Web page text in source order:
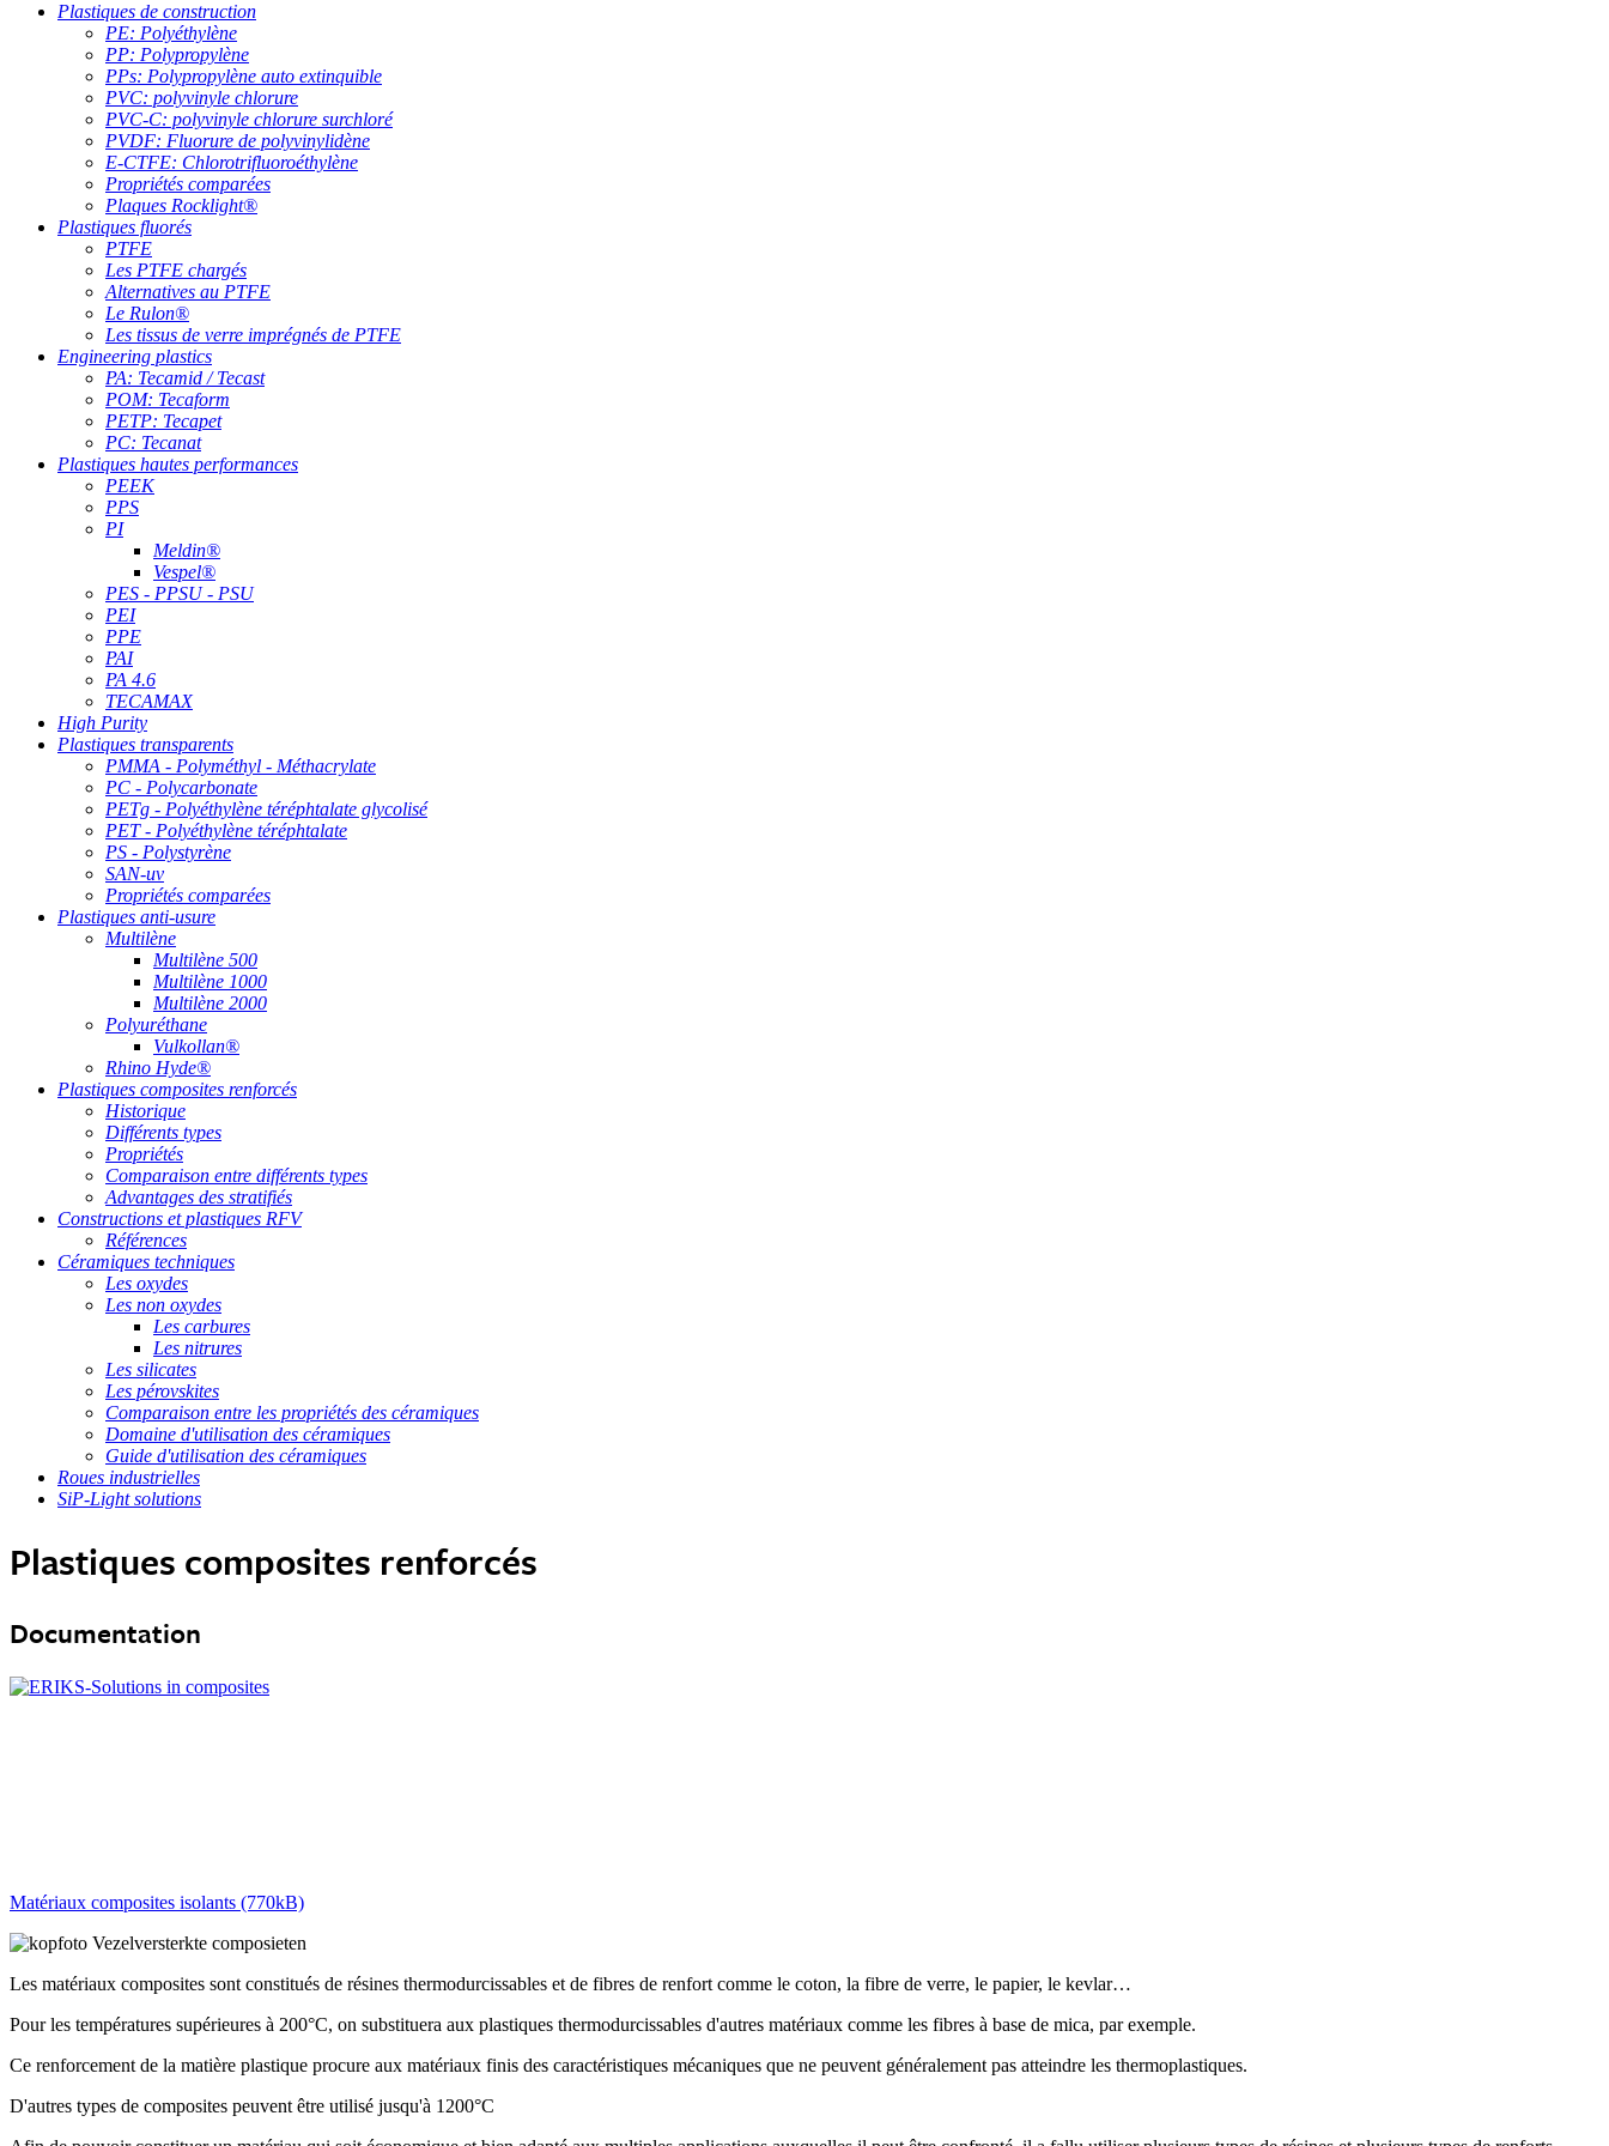
Plastiques de construction
PE: Polyéthylène
PP: Polypropylène
PPs: Polypropylène auto extinquible
PVC: polyvinyle chlorure
PVC-C: polyvinyle chlorure surchloré
PVDF: Fluorure de polyvinylidène
E-CTFE: Chlorotrifluoroéthylène
Propriétés comparées
Plaques Rocklight®
Plastiques fluorés
PTFE
Les PTFE chargés
Alternatives au PTFE
Le Rulon®
Les tissus de verre imprégnés de PTFE
Engineering plastics
PA: Tecamid / Tecast
POM: Tecaform
PETP: Tecapet
PC: Tecanat
Plastiques hautes performances
PEEK
PPS
PI
Meldin®
Vespel®
PES - PPSU - PSU
PEI
PPE
PAI
PA 4.6
TECAMAX
High Purity
Plastiques transparents
PMMA - Polyméthyl - Méthacrylate
PC - Polycarbonate
PETg - Polyéthylène téréphtalate glycolisé
PET - Polyéthylène téréphtalate
PS - Polystyrène
SAN-uv
Propriétés comparées
Plastiques anti-usure
Multilène
Multilène 500
Multilène 1000
Multilène 2000
Polyuréthane
Vulkollan®
Rhino Hyde®
Plastiques composites renforcés
Historique
Différents types
Propriétés
Comparaison entre différents types
Advantages des stratifiés
Constructions et plastiques RFV
Références
Céramiques techniques
Les oxydes
Les non oxydes
Les carbures
Les nitrures
Les silicates
Les pérovskites
Comparaison entre les propriétés des céramiques
Domaine d'utilisation des céramiques
Guide d'utilisation des céramiques
Roues industrielles
SiP-Light solutions
Plastiques composites renforcés
Documentation
Matériaux composites isolants (770kB)
Les matériaux composites sont constitués de résines thermodurcissables et de fibres de renfort comme le coton, la fibre de verre, le papier, le kevlar…
Pour les températures supérieures à 200°C, on substituera aux plastiques thermodurcissables d'autres matériaux comme les fibres à base de mica, par exemple.
Ce renforcement de la matière plastique procure aux matériaux finis des caractéristiques mécaniques que ne peuvent généralement pas atteindre les thermoplastiques.
D'autres types de composites peuvent être utilisé jusqu'à 1200°C